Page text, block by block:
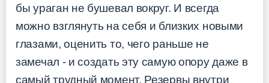
бы ураган не бушевал вокруг. И всегда
можно взглянуть на себя и близких новыми
глазами, оценить то, чего раньше не
замечал - и создать эту самую опору даже в
самый трудный момент. Резервы внутри